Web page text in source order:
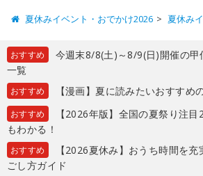
夏休みイベント・おでかけ2026 夏休み
おすすめ
今週末8/8(土)～8/9(日)開催の甲
一覧
おすすめ 【漫画】夏に読みたいおすすめ
おすすめ
【2026年版】全国の夏祭り注
もわかる！
おすすめ
【2026夏休み】おうち時間を
ごし方ガイド